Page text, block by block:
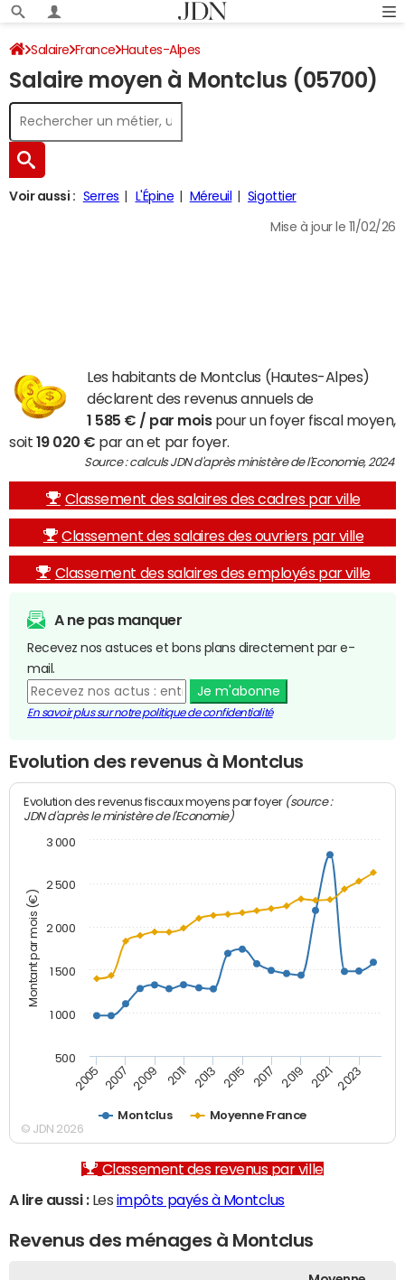
Salaire France Hautes-Alpes
Salaire moyen à Montclus (05700)
Voir aussi : Serres L'Épine Méreuil Sigottier
Mise à jour le 11/02/26
Les habitants de Montclus (Hautes-Alpes)
déclarent des revenus annuels de
1 585 € / par moispour un foyer fiscal moyen,
soit 19 020 € par an et par foyer.
Source : calculs JDN d'après ministère de l'Economie, 2024
Classement des salaires des cadres par ville
Classement des salaires des ouvriers par ville
Classement des salaires des employés par ville
A ne pas manquer
Recevez nos astuces et bons plans directement par e-
mail.
Je m'abonne
En savoir plus sur notre politique de confidentialité
Evolution des revenus à Montclus
Montant par mois (€)
Evolution des revenus fiscaux moyens par foyer (source :
JDN d'après le ministère de l'Economie)
Montclus Moyenne France
2005 2007 2009 2011 2013 2015 2017 2019 2021 2023
500
1 000
1 500
2 000
2 500
3 000
© JDN 2026
Classement des revenus par ville
A lire aussi :Les impôts payés à Montclus
Revenus des ménages à Montclus